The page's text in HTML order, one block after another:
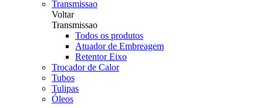
Transmissao
Voltar
Transmissao
Todos os produtos
Atuador de Embreagem
Retentor Eixo
Trocador de Calor
Tubos
Tulipas
Óleos